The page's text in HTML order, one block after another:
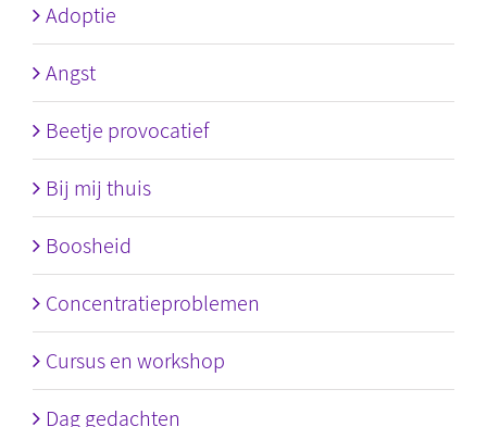
Adoptie
Angst
Beetje provocatief
Bij mij thuis
Boosheid
Concentratieproblemen
Cursus en workshop
Dag gedachten